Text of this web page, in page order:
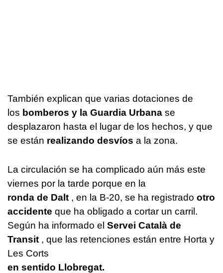
También explican que varias dotaciones de
los bomberos y la Guardia Urbana se
desplazaron hasta el lugar de los hechos, y que
se están realizando desvíos a la zona.
La circulación se ha complicado aún más este
viernes por la tarde porque en la
ronda de Dalt , en la B-20, se ha registrado otro
accidente que ha obligado a cortar un carril.
Según ha informado el Servei Català de
Transit , que las retenciones están entre Horta y
Les Corts
en sentido Llobregat.